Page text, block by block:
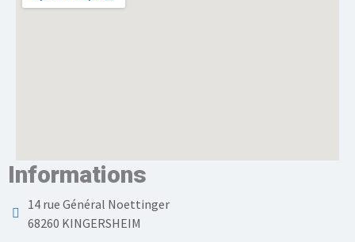
Informations
14 rue Général Noettinger
68260 KINGERSHEIM